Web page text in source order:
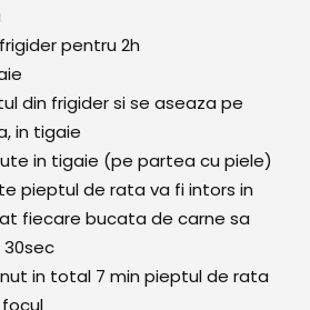
pentru 2h
din frigider si se aseaza pe
in tigaie
in tigaie (pe partea cu piele)
pieptul de rata va fi intors in
fiecare bucata de carne sa
in total 7 min pieptul de rata